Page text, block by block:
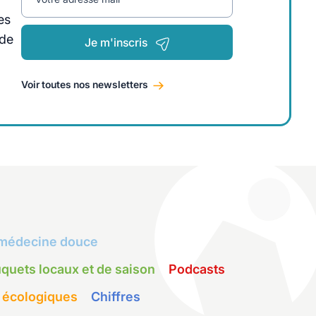
Je m'inscris
Voir toutes nos newsletters
douce
locaux et de saison
Podcasts
Chiffres